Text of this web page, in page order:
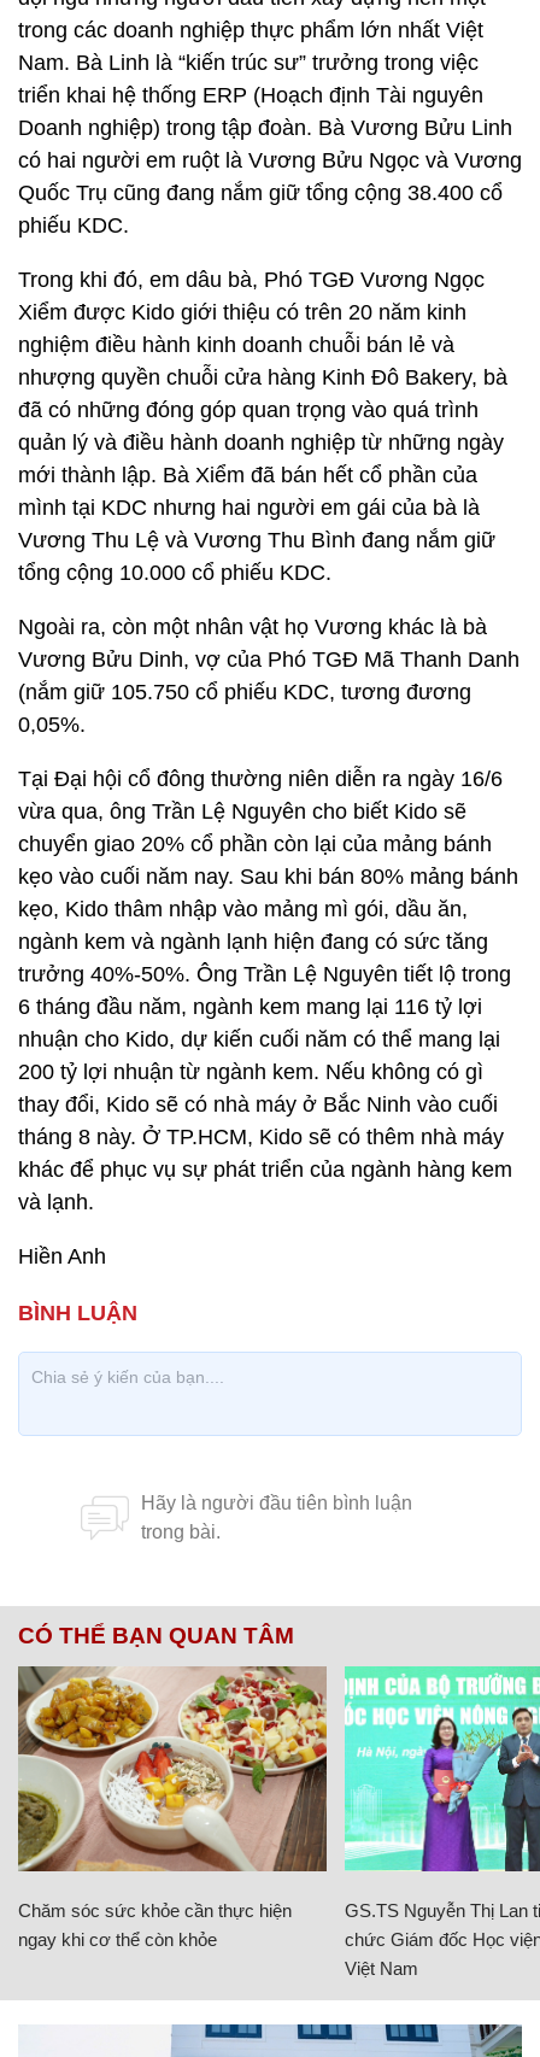
trong các doanh nghiệp thực phẩm lớn nhất Việt
Nam. Bà Linh là “kiến trúc sư” trưởng trong việc
triển khai hệ thống ERP (Hoạch định Tài nguyên
Doanh nghiệp) trong tập đoàn. Bà Vương Bửu Linh
có hai người em ruột là Vương Bửu Ngọc và Vương
Quốc Trụ cũng đang nắm giữ tổng cộng 38.400 cổ
phiếu KDC.
Trong khi đó, em dâu bà, Phó TGĐ Vương Ngọc
Xiểm được Kido giới thiệu có trên 20 năm kinh
nghiệm điều hành kinh doanh chuỗi bán lẻ và
nhượng quyền chuỗi cửa hàng Kinh Đô Bakery, bà
đã có những đóng góp quan trọng vào quá trình
quản lý và điều hành doanh nghiệp từ những ngày
mới thành lập. Bà Xiểm đã bán hết cổ phần của
mình tại KDC nhưng hai người em gái của bà là
Vương Thu Lệ và Vương Thu Bình đang nắm giữ
tổng cộng 10.000 cổ phiếu KDC.
Ngoài ra, còn một nhân vật họ Vương khác là bà
Vương Bửu Dinh, vợ của Phó TGĐ Mã Thanh Danh
(nắm giữ 105.750 cổ phiếu KDC, tương đương
0,05%.
Tại Đại hội cổ đông thường niên diễn ra ngày 16/6
vừa qua, ông Trần Lệ Nguyên cho biết Kido sẽ
chuyển giao 20% cổ phần còn lại của mảng bánh
kẹo vào cuối năm nay. Sau khi bán 80% mảng bánh
kẹo, Kido thâm nhập vào mảng mì gói, dầu ăn,
ngành kem và ngành lạnh hiện đang có sức tăng
trưởng 40%-50%. Ông Trần Lệ Nguyên tiết lộ trong
6 tháng đầu năm, ngành kem mang lại 116 tỷ lợi
nhuận cho Kido, dự kiến cuối năm có thể mang lại
200 tỷ lợi nhuận từ ngành kem. Nếu không có gì
thay đổi, Kido sẽ có nhà máy ở Bắc Ninh vào cuối
tháng 8 này. Ở TP.HCM, Kido sẽ có thêm nhà máy
khác để phục vụ sự phát triển của ngành hàng kem
và lạnh.
Hiền Anh
CÓ THỂ BẠN QUAN TÂM
Chăm sóc sức khỏe cần thực hiện
ngay khi cơ thể còn khỏe
GS.TS Nguyễn Thị Lan
chức Giám đốc Học
Việt Nam